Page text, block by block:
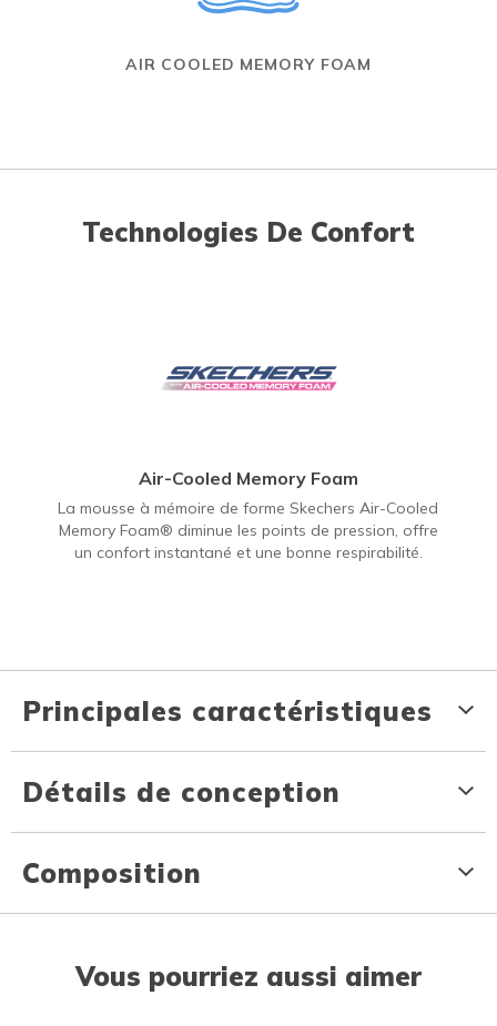
AIR COOLED MEMORY FOAM
Technologies De Confort
Air-Cooled Memory Foam
La mousse à mémoire de forme Skechers Air-Cooled
Memory Foam® diminue les points de pression, offre
un confort instantané et une bonne respirabilité.
Principales caractéristiques
Détails de conception
Composition
Vous pourriez aussi aimer